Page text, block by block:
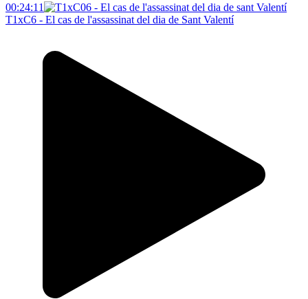
00:24:11
T1xC6 - El cas de l'assassinat del dia de Sant Valentí